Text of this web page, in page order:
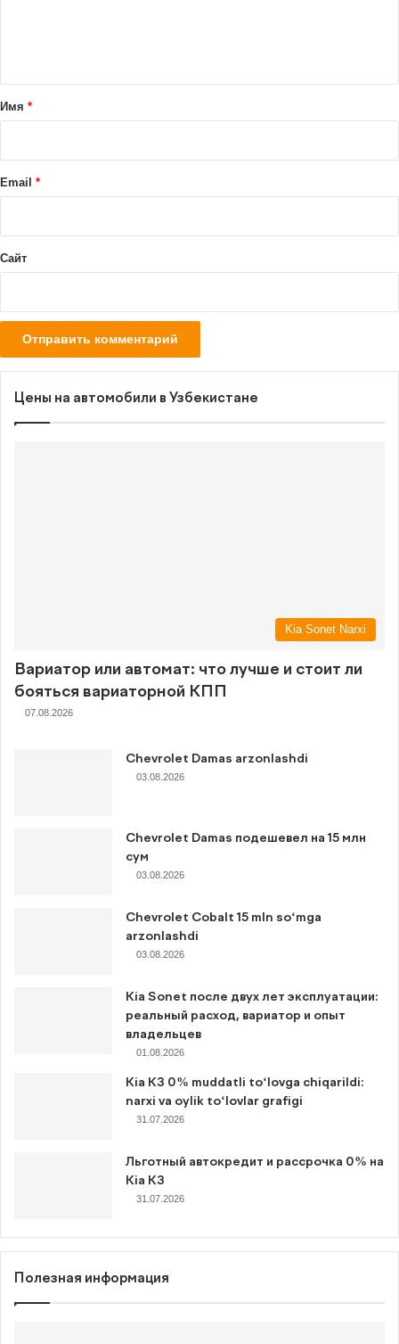
а
й
Имя *
Email *
Сайт
Цены на автомобили в Узбекистане
Kia Sonet Narxi
Вариатор или автомат: что лучше и стоит ли
бояться вариаторной КПП
07.08.2026
Chevrolet Damas arzonlashdi
03.08.2026
Chevrolet Damas подешевел на 15 млн
сум
03.08.2026
Chevrolet Cobalt 15 mln so‘mga
arzonlashdi
03.08.2026
Kia Sonet после двух лет эксплуатации:
реальный расход, вариатор и опыт
владельцев
01.08.2026
Kia K3 0% muddatli to‘lovga chiqarildi:
narxi va oylik to‘lovlar grafigi
31.07.2026
Льготный автокредит и рассрочка 0% на
Kia K3
31.07.2026
Полезная информация